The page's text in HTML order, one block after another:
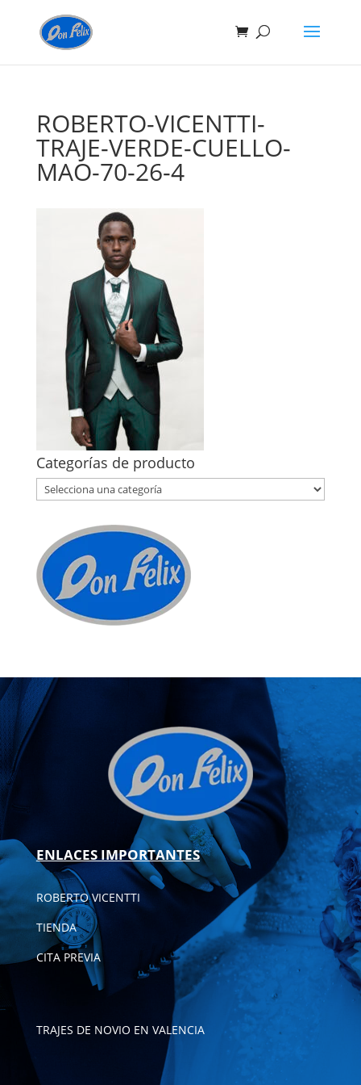
ROBERTO-VICENTTI-
TRAJE-VERDE-CUELLO-
MAO-70-26-4
Categorías de producto
ENLACES IMPORTANTES
ROBERTO VICENTTI
TIENDA
CITA PREVIA
TRAJES DE NOVIO EN VALENCIA